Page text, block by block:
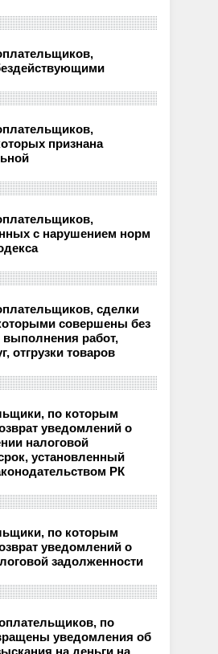
признана
с нарушением норм
сделки
совершены без
выполнения работ,
отгрузки товаров
по которым
уведомлений о
налоговой
установленный
РК
по которым
уведомлений о
задолженности
по
уведомления об
на деньги на